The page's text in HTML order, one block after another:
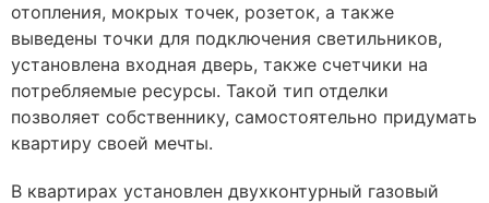
отопления, мокрых точек, розеток, а также
выведены точки для подключения светильников,
установлена входная дверь, также счетчики на
потребляемые ресурсы. Такой тип отделки
позволяет собственнику, самостоятельно придумать
квартиру своей мечты.
В квартирах установлен двухконтурный газовый